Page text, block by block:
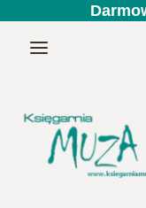
Menu